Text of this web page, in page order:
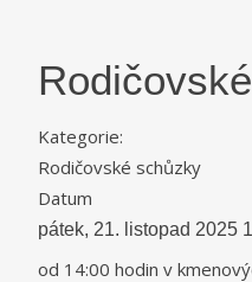
Kategorie:
Rodičovské schůzky
Datum
pátek, 21. listopad 2025
od 14:00 hodin v